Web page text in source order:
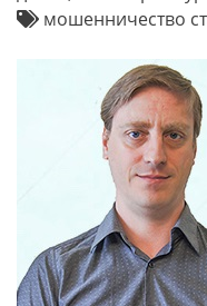
мошенничество